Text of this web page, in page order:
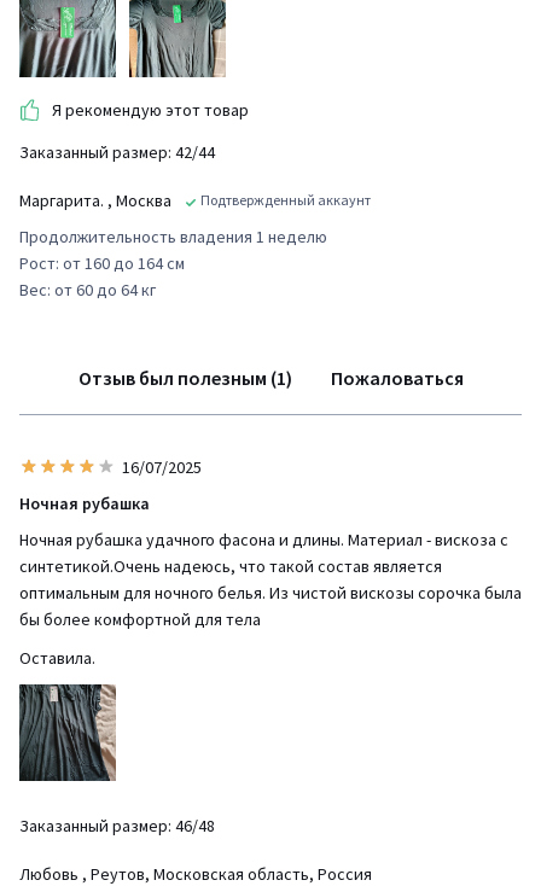
Я рекомендую этот товар
Заказанный размер: 42/44
Маргарита. , Москва Подтвержденный аккаунт
Продолжительность владения 1 неделю
Рост: от 160 до 164 см
Вес: от 60 до 64 кг
Отзыв был полезным (1) Пожаловаться
16/07/2025
Ночная рубашка
Ночная рубашка удачного фасона и длины. Материал - вискоза с
синтетикой.Очень надеюсь, что такой состав является
оптимальным для ночного белья. Из чистой вискозы сорочка была
бы более комфортной для тела
Оставила.
Заказанный размер: 46/48
Любовь , Реутов, Московская область, Россия